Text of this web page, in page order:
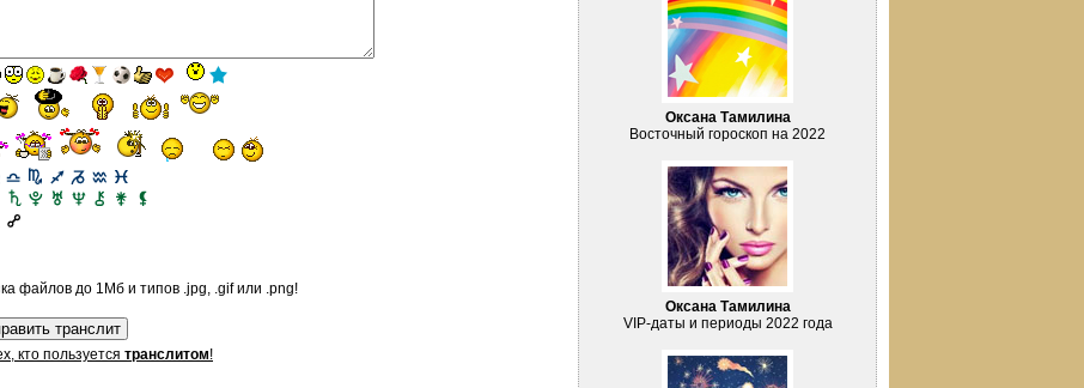
файлов до 1Мб и типов .jpg, .gif или .png!
кто пользуется транслитом!
Оксана Тамилина
Восточный гороскоп на 2022
Оксана Тамилина
VIP-даты и периоды 2022 года